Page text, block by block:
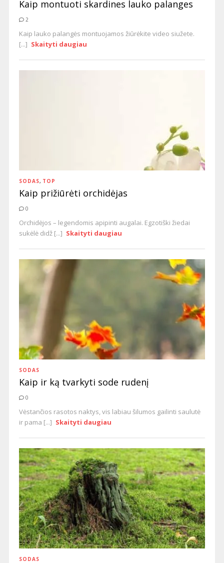
Kaip montuoti skardines lauko palanges
2
Kaip lauko palangės montuojamos žiūrėkite video siužete.
[...] Skaityti daugiau
SODAS, TOP
Kaip prižiūrėti orchidėjas
0
Orchidėjos – legendomis apipinti augalai. Egzotiški žiedai
sukėlė didž [...] Skaityti daugiau
SODAS
Kaip ir ką tvarkyti sode rudenį
0
Vėstančios rasotos naktys, vis labiau šilumos gailinti saulutė
ir pama [...] Skaityti daugiau
SODAS